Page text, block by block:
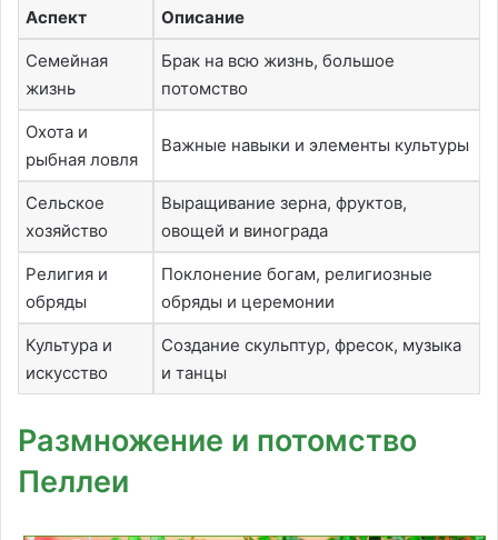
Аспект Описание
Семейная
жизнь
Брак на всю жизнь, большое
потомство
Охота и
рыбная ловля
Важные навыки и элементы культуры
Сельское
хозяйство
Выращивание зерна, фруктов,
овощей и винограда
Религия и
обряды
Поклонение богам, религиозные
обряды и церемонии
Культура и
искусство
Создание скульптур, фресок, музыка
и танцы
Размножение и потомство
Пеллеи